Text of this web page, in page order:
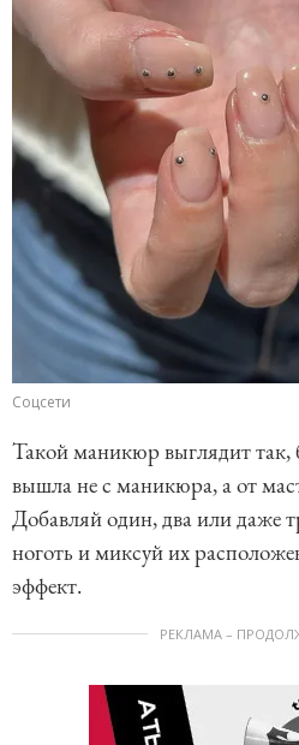
Соцсети
Такой маникюр выглядит так,
вышла не с маникюра, а от
Добавляй один, два или даже
ноготь и миксуй их
эффект.
РЕКЛАМА –